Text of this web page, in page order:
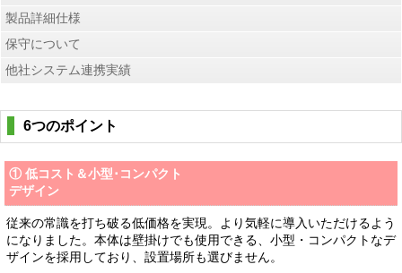
製品詳細仕様
保守について
他社システム連携実績
6つのポイント
① 低コスト＆小型･コンパクト
デザイン
従来の常識を打ち破る低価格を実現。より気軽に導入いただけるよう
になりました。本体は壁掛けでも使用できる、小型・コンパクトなデ
ザインを採用しており、設置場所も選びません。